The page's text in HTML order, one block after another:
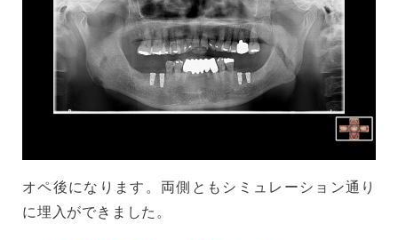
オペ後になります。両側ともシミュレーション通り
に埋入ができました。